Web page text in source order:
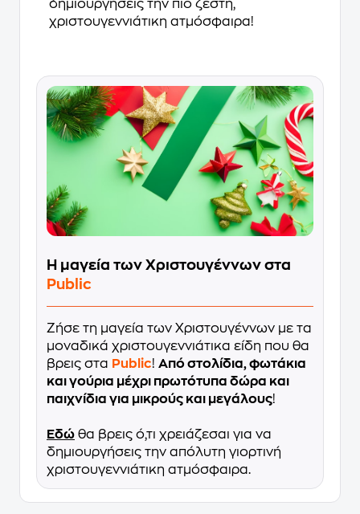
δημιουργήσεις την πιο ζεστή,
χριστουγεννιάτικη ατμόσφαιρα!
Η μαγεία των Χριστουγέννων στα
Public
Ζήσε τη μαγεία των Χριστουγέννων με τα
μοναδικά χριστουγεννιάτικα είδη που θα
βρεις στα Public! Από στολίδια, φωτάκια
και γούρια μέχρι πρωτότυπα δώρα και
παιχνίδια για μικρούς και μεγάλους!
Εδώ θα βρεις ό,τι χρειάζεσαι για να
δημιουργήσεις την απόλυτη γιορτινή
χριστουγεννιάτικη ατμόσφαιρα.